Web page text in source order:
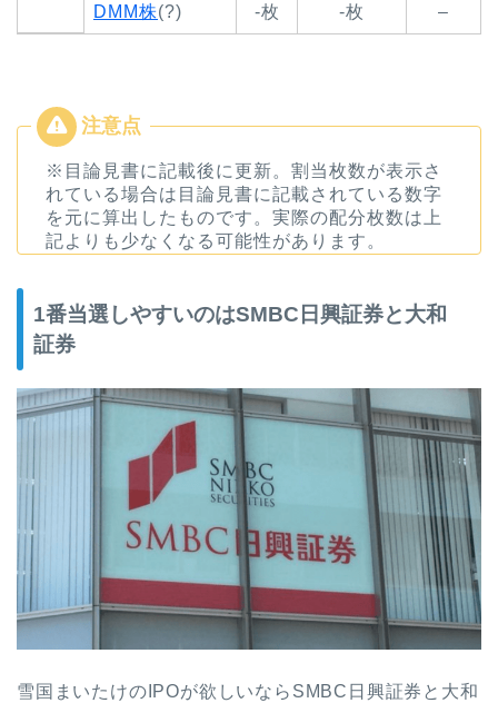
DMM株(?) -枚 -枚 –
※目論見書に記載後に更新。割当枚数が表示さ
れている場合は目論見書に記載されている数字
を元に算出したものです。実際の配分枚数は上
記よりも少なくなる可能性があります。
1番当選しやすいのはSMBC日興証券と大和
証券
雪国まいたけのIPOが欲しいならSMBC日興証券と大和